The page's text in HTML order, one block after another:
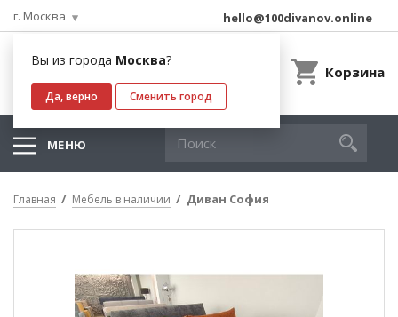
г. Москва
Вы из города Москва?
Да, верно Сменить город
hello@100divanov.online
Корзина
МЕНЮ
Главная Мебель в наличии Диван София